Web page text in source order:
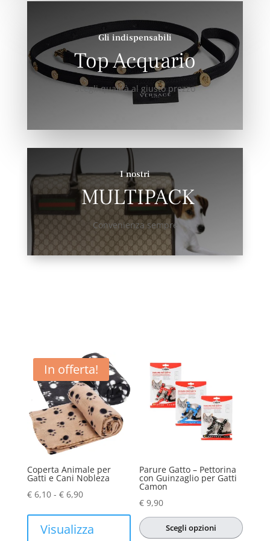
Gli indispensabili
Top Acquario
Scegli qualità al giusto prezzo
I nostri
MULTIPACK
Convenienza sempre
In offerta!
Coperta Animale per
Gatti e Cani Nobleza
€6,10 - €6,90Fascia
prezzo:
Visualizza
Parure Gatto – Pettorina
con Guinzaglio per Gatti
Camon
€ 9,90
Scegli opzioni